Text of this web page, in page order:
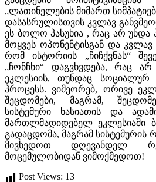
„ლათინელების მიმართ
დასასრულისთვის კვლავ
ეს ბოლო პასუხია , რაც არ უნდა
მოყვეს ოპონენტისგან და
რომ ისტორიის „ჩიჩქვნას“
„ჩონჩხი“ დაგვხვდება, რაც
ეკლესიის, თუნდაც სოციალურ
პროცესს. ვიმეორებ, ორივე
შეცდომები, მაგრამ,
სისტემური ხასიათის და
მართლმადიდებელ ეკლესიაში
გადაცდომა, მაგრამ სისტემურის
მივხედოთ დღევანდელ
მოცემულობიდან ვიმოქმედოთ!
Post Views: 13